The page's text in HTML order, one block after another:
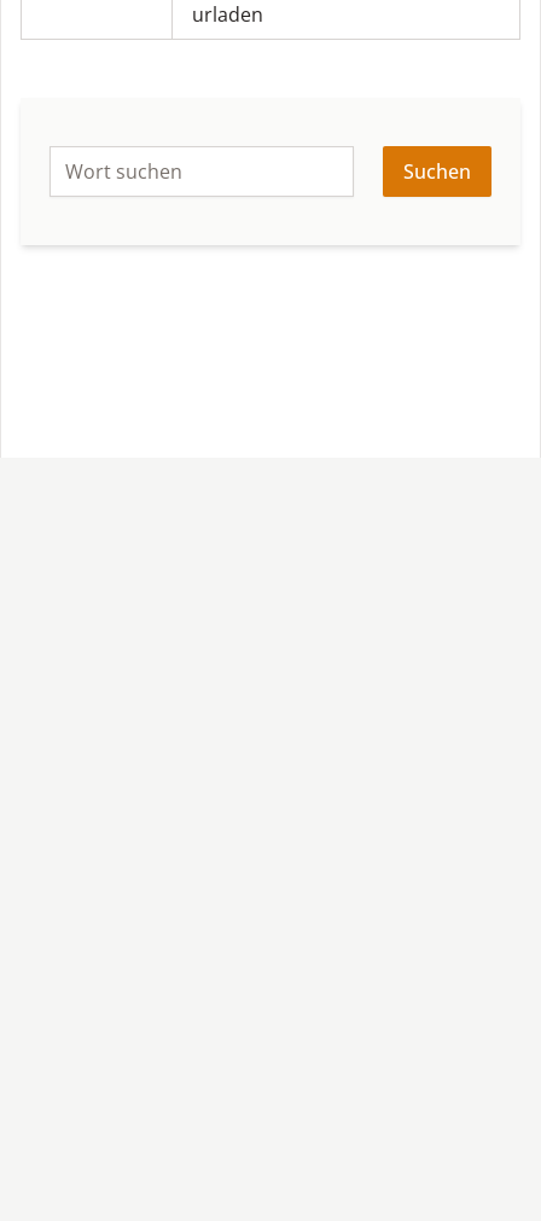
urladen
Suchen